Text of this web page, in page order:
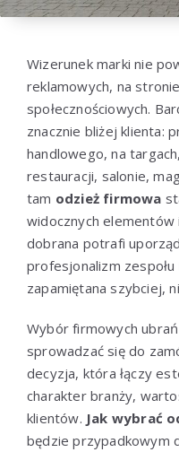
Wizerunek marki nie
reklamowych, na
społecznościowych.
znacznie bliżej klienta:
handlowego, na
restauracji, salonie,
tam odzież firmowa
widocznych
dobrana potrafi
profesjonalizm
zapamiętana szybciej,
Wybór firmowych
sprowadzać się do
decyzja, która łączy
charakter branży,
klientów. Jak wybrać
będzie przypadkowym